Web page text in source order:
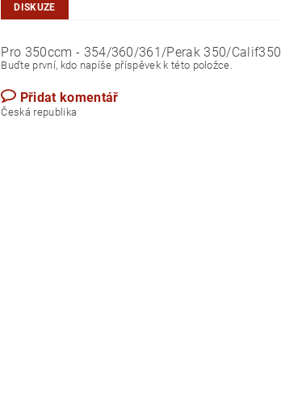
DISKUZE
Pro 350ccm - 354/360/361/Perak 350/Calif350
Buďte první, kdo napíše příspěvek k této položce.
Přidat komentář
Česká republika